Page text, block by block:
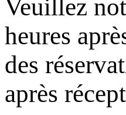
Veuillez
heures
des
après